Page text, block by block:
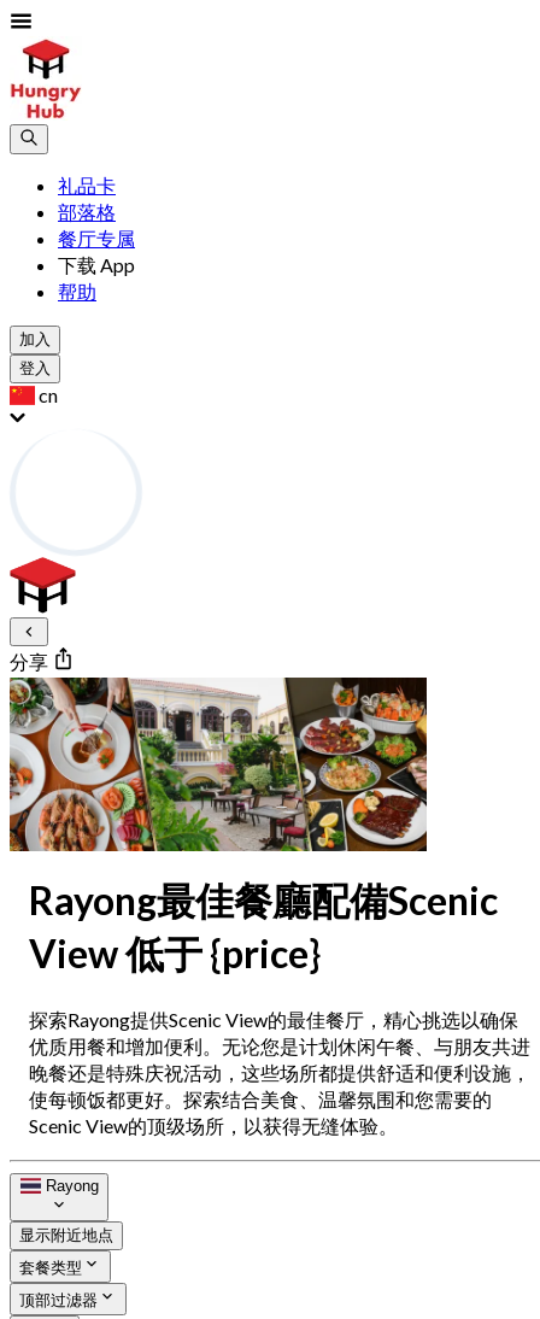
礼品卡
部落格
餐厅专属
下载 App
帮助
加入
登入
cn
分享
Rayong最佳餐廳配備Scenic
View 低于 {price}
探索Rayong提供Scenic View的最佳餐厅，精心挑选以确保
优质用餐和增加便利。无论您是计划休闲午餐、与朋友共进
晚餐还是特殊庆祝活动，这些场所都提供舒适和便利设施，
使每顿饭都更好。探索结合美食、温馨氛围和您需要的
Scenic View的顶级场所，以获得无缝体验。
Rayong
显示附近地点
套餐类型
顶部过滤器